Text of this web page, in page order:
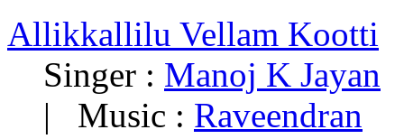
Allikkallilu Vellam Kootti
Singer : Manoj K Jayan
| Music : Raveendran